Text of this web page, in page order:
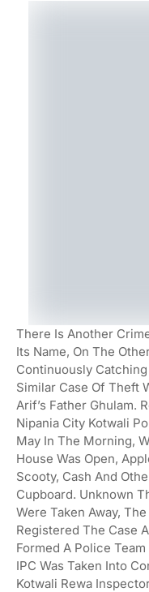
There Is Another
Its Name, On The
Continuously
Similar Case Of Theft
Arif’s Father Ghulam.
Nipania City Kotwali
May In The Morning,
House Was Open,
Scooty, Cash And
Cupboard. Unknown
Were Taken Away,
Registered The Case
Formed A Police
IPC Was Taken Into
Kotwali Rewa